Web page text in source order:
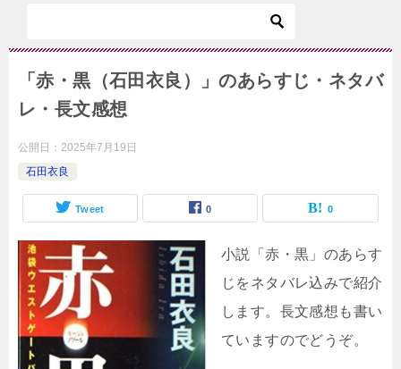
「赤・黒（石田衣良）」のあらすじ・ネタバ
レ・長文感想
公開日： 2025年7月19日
石田衣良
Tweet 0 0
小説「赤・黒」のあらす
じをネタバレ込みで紹介
します。長文感想も書い
ていますのでどうぞ。